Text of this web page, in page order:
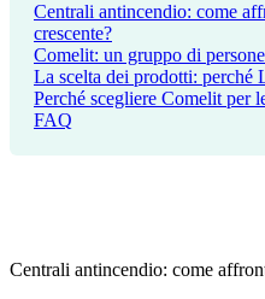
Centrali antincendio: come
crescente?
Comelit: un gruppo di
La scelta dei prodotti: perché
Perché scegliere Comelit per
FAQ
Centrali antincendio: come